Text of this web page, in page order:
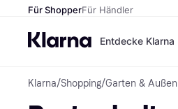
Für ShopperFür Händler
Entdecke Klarna
Klarna/Shopping/Garten &